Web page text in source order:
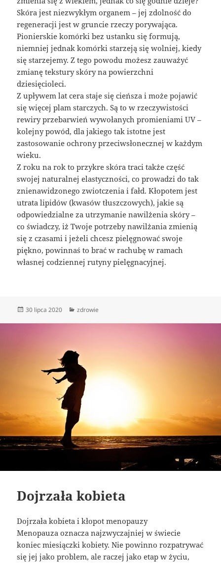
Skóra jest niezwykłym organem – jej zdolność do
regeneracji jest w gruncie rzeczy porywająca.
Pionierskie komórki bez ustanku się formują,
niemniej jednak komórki starzeją się wolniej, kiedy
się starzejemy. Z tego powodu możesz zauważyć
zmianę tekstury skóry na powierzchni
dziesięcioleci.
Z upływem lat cera staje się cieńsza i może pojawić
się więcej plam starczych. Są to w rzeczywistości
rewiry przebarwień wywołanych promieniami UV –
kolejny powód, dla jakiego tak istotne jest
zastosowanie ochrony przeciwsłonecznej w każdym
wieku.
Z roku na rok to przykre skóra traci także część
swojej naturalnej elastyczności, co prowadzi do tak
znienawidzonego zwiotczenia i fałd. Kłopotem jest
utrata lipidów (kwasów tłuszczowych), jakie są
odpowiedzialne za utrzymanie nawilżenia skóry –
co świadczy, iż Twoje potrzeby nawilżania zmienią
się z czasami i jeżeli chcesz pielęgnować swoje
piękno, powinnaś to brać w rachubę w ramach
własnej codziennej rutyny pielęgnacyjnej.
Data
30 lipca 2020 Kategorie
zdrowie
Dojrzała kobieta
Dojrzała kobieta i kłopot menopauzy
Menopauza oznacza najzwyczajniej w świecie
koniec miesiączki kobiety. Nie powinno rozpatrywać
się jej jako problem, ale raczej jako etap w życiu,